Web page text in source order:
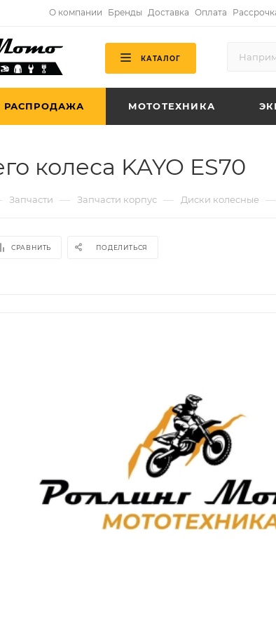
О компании Бренды Доставка Оплата
КАТАЛОГ
РАСПРОДАЖА МОТОТЕХНИКА
колеса KAYO ES70
Запчасти — Запчасти корпус — Диски колесные —
СРАВНИТЬ ПОДЕЛИТЬСЯ